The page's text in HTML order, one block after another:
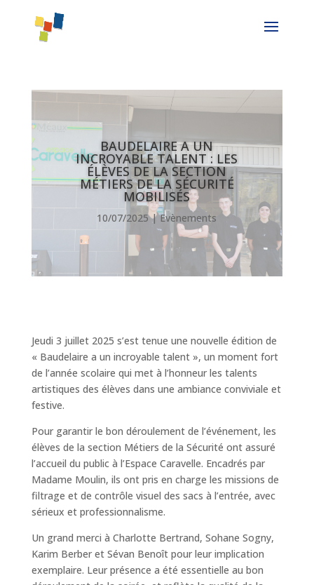
BAUDELAIRE A UN
INCROYABLE TALENT : LES
ÉLÈVES DE LA SECTION
MÉTIERS DE LA SÉCURITÉ
MOBILISÉS
10/07/2025|Evènements
Jeudi 3 juillet 2025 s’est tenue une nouvelle édition de
« Baudelaire a un incroyable talent », un moment fort
de l’année scolaire qui met à l’honneur les talents
artistiques des élèves dans une ambiance conviviale et
festive.
Pour garantir le bon déroulement de l’événement, les
élèves de la section Métiers de la Sécurité ont assuré
l’accueil du public à l’Espace Caravelle. Encadrés par
Madame Moulin, ils ont pris en charge les missions de
filtrage et de contrôle visuel des sacs à l’entrée, avec
sérieux et professionnalisme.
Un grand merci à Charlotte Bertrand, Sohane Sogny,
Karim Berber et Sévan Benoît pour leur implication
exemplaire. Leur présence a été essentielle au bon